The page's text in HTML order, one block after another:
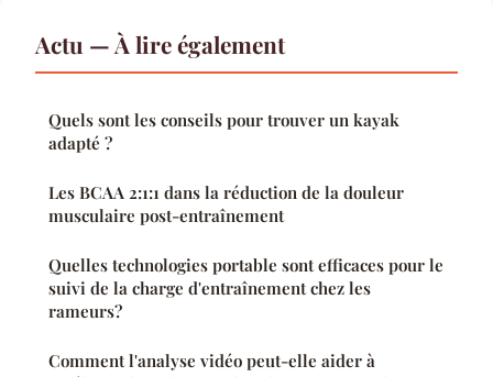
Actu — À lire également
Quels sont les conseils pour trouver un kayak
adapté ?
Les BCAA 2:1:1 dans la réduction de la douleur
musculaire post-entraînement
Quelles technologies portable sont efficaces pour le
suivi de la charge d'entraînement chez les
rameurs?
Comment l'analyse vidéo peut-elle aider à